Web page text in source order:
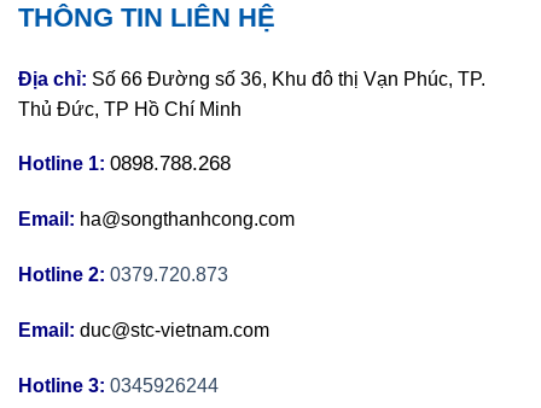
THÔNG TIN LIÊN HỆ
Địa chỉ: Số 66 Đường số 36, Khu đô thị Vạn Phúc, TP.
Thủ Đức, TP Hồ Chí Minh
Hotline 1: 0898.788.268
Email: ha@songthanhcong.com
Hotline 2: 0379.720.873
Email: duc@stc-vietnam.com
Hotline 3: 0345926244